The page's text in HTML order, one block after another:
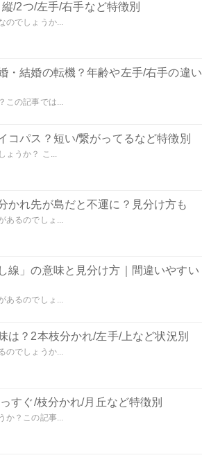
/2つ/左手/右手など特徴別
のでしょうか...
・結婚の転機？年齢や左手/右手の違い
この記事では...
コパス？短い/繋がってるなど特徴別
ょうか？ こ...
かれ先が島だと不運に？見分け方も
あるのでしょ...
線」の意味と見分け方｜間違いやすい
あるのでしょ...
は？2本枝分かれ/左手/上など状況別
のでしょうか...
すぐ/枝分かれ/月丘など特徴別
か？この記事...